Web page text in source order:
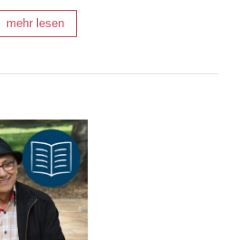
mehr lesen